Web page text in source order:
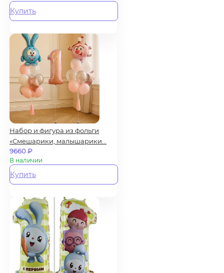
Купить
Набор и фигура из фольги
«Смешарики, малышарики...
9660₽
В наличии
Купить